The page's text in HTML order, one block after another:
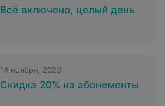
Всё включено, целый день
14 ноября, 2023
Скидка 20% на абонементы